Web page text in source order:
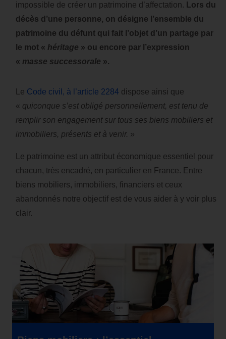
impossible de créer un patrimoine d’affectation. Lors du
décès d’une personne, on désigne l’ensemble du
patrimoine du défunt qui fait l’objet d’un partage par
le mot « héritage » ou encore par l’expression
« masse successorale ».
Le Code civil, à l’article 2284 dispose ainsi que
« quiconque s’est obligé personnellement, est tenu de
remplir son engagement sur tous ses biens mobiliers et
immobiliers, présents et à venir. »
Le patrimoine est un attribut économique essentiel pour
chacun, très encadré, en particulier en France. Entre
biens mobiliers, immobiliers, financiers et ceux
abandonnés notre objectif est de vous aider à y voir plus
clair.